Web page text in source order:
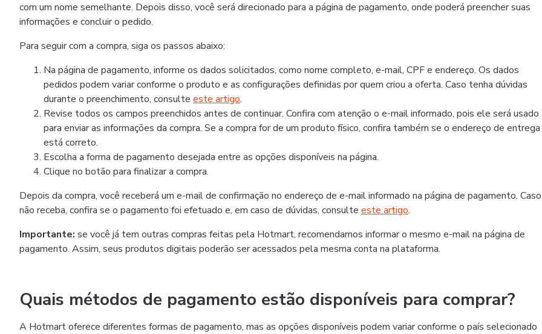
com um nome semelhante. Depois disso, você será direcionado para a página de pagamento, onde poderá preencher suas
informações e concluir o pedido.
Para seguir com a compra, siga os passos abaixo:
Na página de pagamento, informe os dados solicitados, como nome completo, e-mail, CPF e endereço. Os dados
pedidos podem variar conforme o produto e as configurações definidas por quem criou a oferta. Caso tenha dúvidas
durante o preenchimento, consulte este artigo.
Revise todos os campos preenchidos antes de continuar. Confira com atenção o e-mail informado, pois ele será usado
para enviar as informações da compra. Se a compra for de um produto físico, confira também se o endereço de entrega
está correto.
Escolha a forma de pagamento desejada entre as opções disponíveis na página.
Clique no botão para finalizar a compra.
Depois da compra, você receberá um e-mail de confirmação no endereço de e-mail informado na página de pagamento. Caso
não receba, confira se o pagamento foi efetuado e, em caso de dúvidas, consulte este artigo.
Importante: se você já tem outras compras feitas pela Hotmart, recomendamos informar o mesmo e-mail na página de
pagamento. Assim, seus produtos digitais poderão ser acessados pela mesma conta na plataforma.
Quais métodos de pagamento estão disponíveis para comprar?
A Hotmart oferece diferentes formas de pagamento, mas as opções disponíveis podem variar conforme o país selecionado